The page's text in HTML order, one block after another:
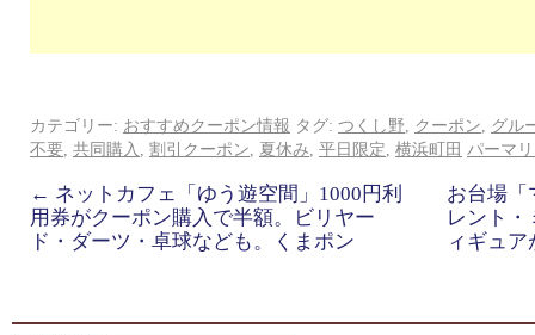
カテゴリー: おすすめクーポン情報 タグ: つくし野 クーポン
グル
不要 共同購入 割引クーポン 夏休み 平日限定 横浜町田 パーマ
← ネットカフェ「ゆう遊空間」1000円利
用券がクーポン購入で半額。ビリヤー
ド・ダーツ・卓球なども。くまポン
お台場「
レント
ィギュ